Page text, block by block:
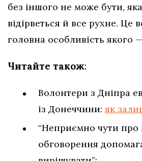
без іншого не може бути,
відірветься й все рухне. Це
головна особливість якого
Читайте також:
Волонтери з Дніпра
із Донеччини:як
“Неприємно чути про
обговорення